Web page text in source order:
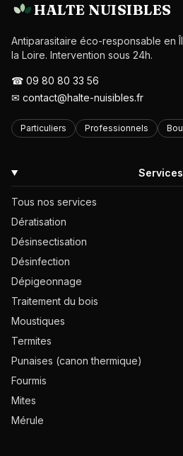
HALTE NUISIBLES
Antiparasitaire éco-responsable en
la Loire. Intervention sous 24h.
☎ 09 80 80 33 56
✉ contact@halte-nuisibles.fr
Particuliers Professionnels
Services
Tous nos services
Dératisation
Désinsectisation
Désinfection
Dépigeonnage
Traitement du bois
Moustiques
Termites
Punaises (canon thermique)
Fourmis
Mites
Mérule